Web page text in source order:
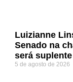
Luizianne
Senado na
será suplente
5 de agosto de 2026